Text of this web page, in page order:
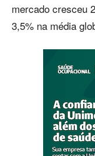
mercado cresceu
3,5% na média